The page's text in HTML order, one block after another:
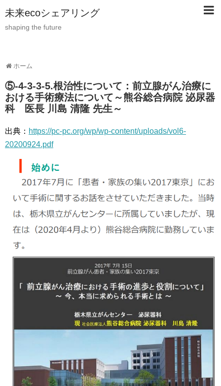
未来ecoシェアリング
shaping the future
ホーム
⑤-4-3-3-5.根治性について：前立腺がん治療に
おける手術療法について～熊谷総合病院 泌尿器
科 医長 川島 清隆 先生～
出典： https://pc-pc.org/wp/wp-content/uploads/vol6-
20200924.pdf